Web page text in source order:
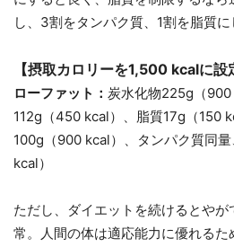
し、3割をタンパク質、1割を脂質に
【摂取カロリーを1,500 kcalに設
ローファット： 炭水化物225g（
112g（450 kcal）、脂質17g（150
100g（900 kcal）、タンパク質同
kcal）
ただし、ダイエットを続けるとや
常。人間の体は適応能力に優れる